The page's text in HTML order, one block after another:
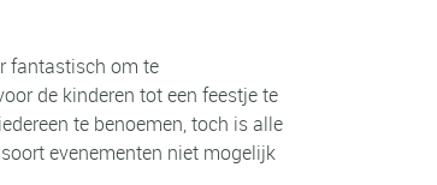
fantastisch om te
de kinderen tot een feestje te
te benoemen, toch is alle
evenementen niet mogelijk